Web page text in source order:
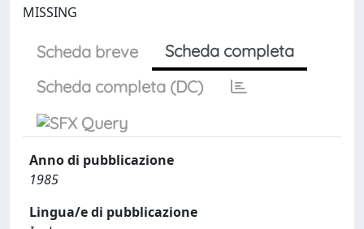
MISSING
Scheda breve
Scheda completa
Scheda completa (DC)
Anno di pubblicazione
1985
Lingua/e di pubblicazione